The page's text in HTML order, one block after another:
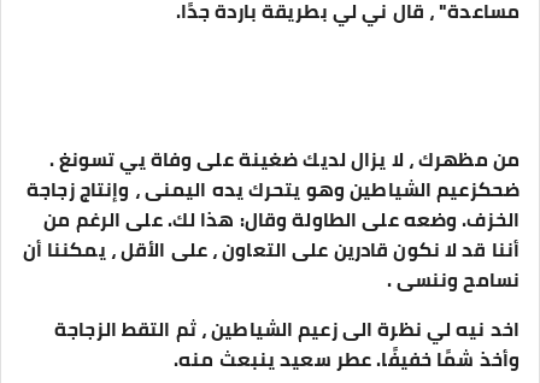
مساعدة" ، قال ني لي بطريقة باردة جدًا.
من مظهرك ، لا يزال لديك ضغينة على وفاة يي تسونغ .
ضحكزعيم الشياطين وهو يتحرك يده اليمنى ، وإنتاج زجاجة
الخزف. وضعه على الطاولة وقال: هذا لك. على الرغم من
أننا قد لا نكون قادرين على التعاون ، على الأقل ، يمكننا أن
نسامح وننسى .
اخد نيه لي نظرة الى زعيم الشياطين ، ثم التقط الزجاجة
وأخذ شمًا خفيفًا. عطر سعيد ينبعث منه.